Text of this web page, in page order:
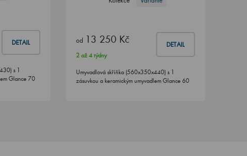
DETAIL
s 1
Glance 70
od 13 250 Kč DETAIL
2 až 4 týdny
Umyvadlová skříňka (560x350x440) s 1
zásuvkou a keramickým umyvadlem Glance 60